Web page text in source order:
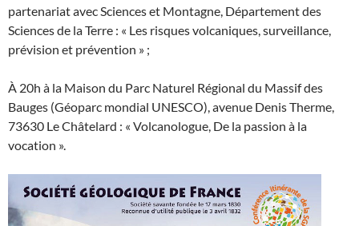
partenariat avec Sciences et Montagne, Département des
Sciences de la Terre : « Les risques volcaniques, surveillance,
prévision et prévention » ;
À 20h à la Maison du Parc Naturel Régional du Massif des
Bauges (Géoparc mondial UNESCO), avenue Denis Therme,
73630 Le Châtelard : « Volcanologue, De la passion à la
vocation ».